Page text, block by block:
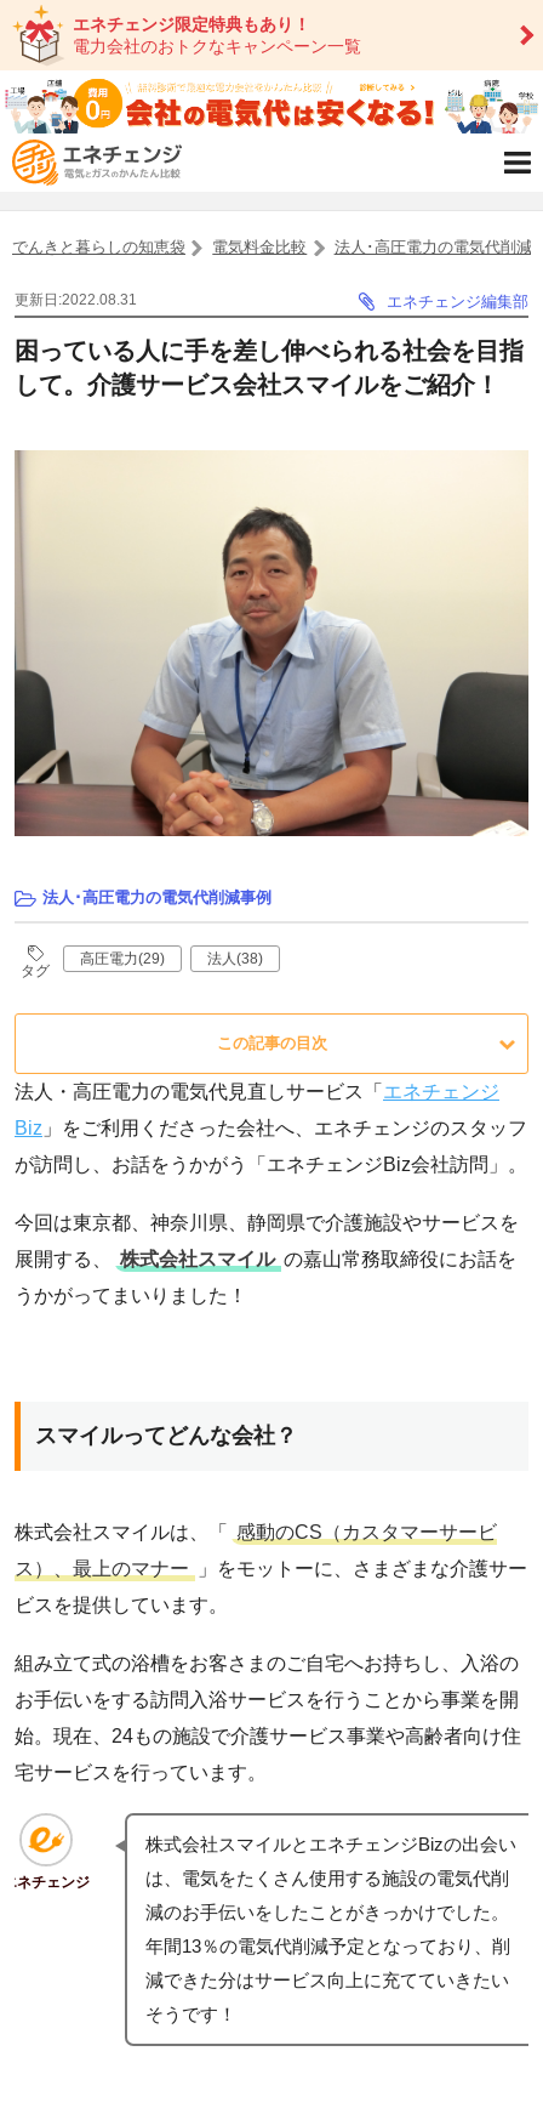
エネチェンジ限定特典もあり！
電力会社のおトクなキャンペーン一覧
でんきと暮らしの知恵袋 電気料金比較 法人･高圧電力の電気代削減
更新日:2022.08.31 エネチェンジ編集部
困っている人に手を差し伸べられる社会を目指
して。介護サービス会社スマイルをご紹介！
法人･高圧電力の電気代削減事例
タグ
高圧電力(29) 法人(38)
この記事の目次
法人・高圧電力の電気代見直しサービス「 エネチェンジ
Biz 」をご利用くださった会社へ、エネチェンジのスタッフ
が訪問し、お話をうかがう「エネチェンジBiz会社訪問」。
今回は東京都、神奈川県、静岡県で介護施設やサービスを
展開する、
株式会社スマイル の嘉山常務取締役にお話を
うかがってまいりました！
スマイルってどんな会社？
株式会社スマイルは、「
感動のCS（カスタマーサービ
ス）、最上のマナー
」をモットーに、さまざまな介護サー
ビスを提供しています。
組み立て式の浴槽をお客さまのご自宅へお持ちし、入浴の
お手伝いをする訪問入浴サービスを行うことから事業を開
始。現在、24もの施設で介護サービス事業や高齢者向け住
宅サービスを行っています。
エネチェンジ
株式会社スマイルとエネチェンジBizの出会い
は、電気をたくさん使用する施設の電気代削
減のお手伝いをしたことがきっかけでした。
年間13％の電気代削減予定となっており、削
減できた分はサービス向上に充てていきたい
そうです！